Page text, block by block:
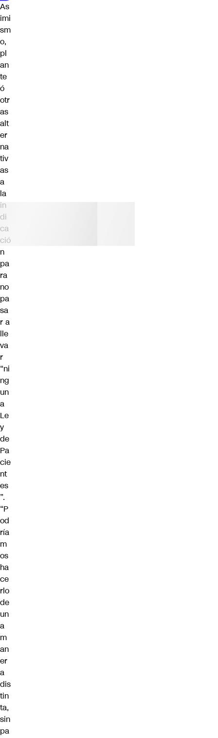
As
imi
sm
o,
pl
an
te
ó
otr
as
alt
er
na
tiv
as
a
la
in
di
ca
ció
n
pa
ra
no
pa
sa
r a
lle
va
r
“ni
ng
un
a
Le
y
de
Pa
cie
nt
es
”.
“P
od
ría
m
os
ha
ce
rlo
de
un
a
m
an
er
a
dis
tin
ta,
sin
pa